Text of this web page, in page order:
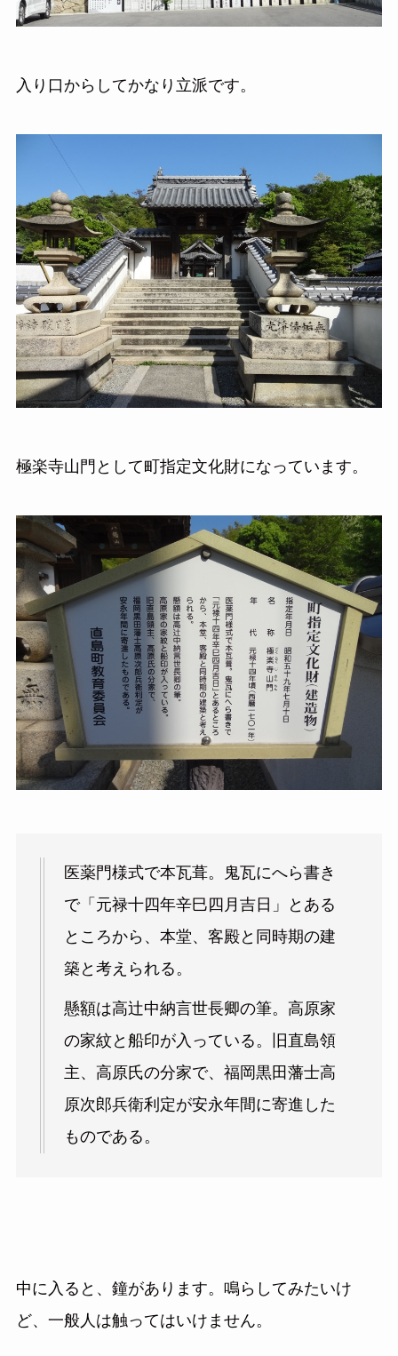
入り口からしてかなり立派です。
極楽寺山門として町指定文化財になっています。
医薬門様式で本瓦葺。鬼瓦にへら書き
で「元禄十四年辛巳四月吉日」とある
ところから、本堂、客殿と同時期の建
築と考えられる。
懸額は高辻中納言世長卿の筆。高原家
の家紋と船印が入っている。旧直島領
主、高原氏の分家で、福岡黒田藩士高
原次郎兵衛利定が安永年間に寄進した
ものである。
中に入ると、鐘があります。鳴らしてみたいけ
ど、一般人は触ってはいけません。